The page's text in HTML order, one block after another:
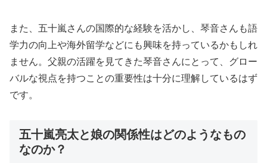
また、五十嵐さんの国際的な経験を活かし、琴音さんも語
学力の向上や海外留学などにも興味を持っているかもしれ
ません。父親の活躍を見てきた琴音さんにとって、グロー
バルな視点を持つことの重要性は十分に理解しているはず
です。
五十嵐亮太と娘の関係性はどのようなもの
なのか？